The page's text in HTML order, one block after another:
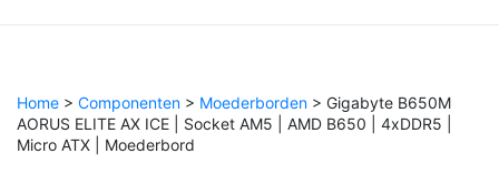
Home > Componenten > Moederborden > Gigabyte B650M
AORUS ELITE AX ICE | Socket AM5 | AMD B650 | 4xDDR5 |
Micro ATX | Moederbord